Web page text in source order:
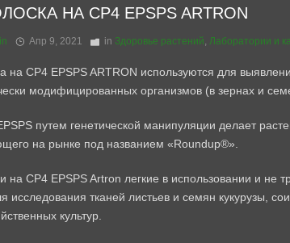
НА CP4 EPSPS ARTRON
Апр 9, 2021 in Здоровье растений, Лаборатории и
на CP4 EPSPS ARTRON используются для
модифицированных организмов (в зернах и
путем генетической манипуляции делает
на рынке под названием «Roundup®».
на CP4 EPSPS Artron легкие в использовании и не
исследования тканей листьев и семян кукурузы,
культур.